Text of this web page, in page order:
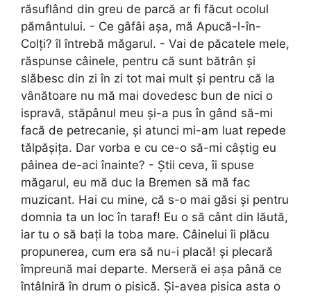
răsuflând din greu de parcă ar fi făcut ocolul
pământului. - Ce gâfâi așa, mă Apucă-l-în-
Colți? îl întrebă măgarul. - Vai de păcatele mele,
răspunse câinele, pentru că sunt bătrân și
slăbesc din zi în zi tot mai mult și pentru că la
vânătoare nu mă mai dovedesc bun de nici o
ispravă, stăpânul meu și-a pus în gând să-mi
facă de petrecanie, și atunci mi-am luat repede
tălpășița. Dar vorba e cu ce-o să-mi câștig eu
pâinea de-aci înainte? - Știi ceva, îi spuse
măgarul, eu mă duc la Bremen să mă fac
muzicant. Hai cu mine, că s-o mai găsi și pentru
domnia ta un loc în taraf! Eu o să cânt din lăută,
iar tu o să bați la toba mare. Câinelui îi plăcu
propunerea, cum era să nu-i placă! și plecară
împreună mai departe. Merseră ei așa până ce
întâlniră în drum o pisică. Și-avea pisica asta o